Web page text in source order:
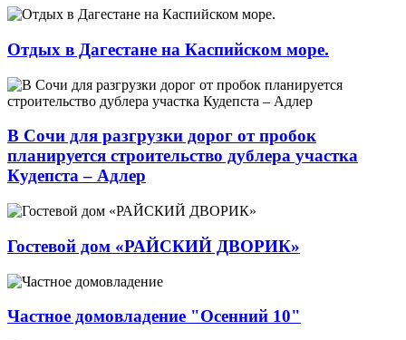
Отдых в Дагестане на Каспийском море.
В Сочи для разгрузки дорог от пробок
планируется строительство дублера участка
Кудепста – Адлер
Гостевой дом «РАЙСКИЙ ДВОРИК»
Частное домовладение "Осенний 10"